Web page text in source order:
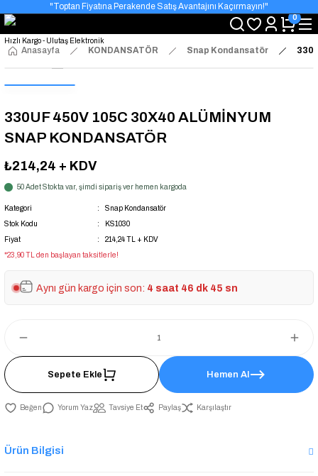
"Toptan Fiyatına Perakende Satış Avantajını Kaçırmayın!"
"Üyelere Özel: Stok Önceliği ve Proje Fiyatları."
0
Anasayfa KONDANSATÖR Snap Kondansatör
330UF 450V 105C 30X40 ALÜMİNYUM
SNAP KONDANSATÖR
₺214,24 + KDV
50 Adet Stokta var, şimdi sipariş ver hemen kargoda
Kategori
Snap Kondansatör
Stok Kodu
KS1030
Fiyat
214,24 TL + KDV
*23,90 TL den başlayan taksitlerle!
Aynı gün kargo için son: 4 saat 46 dk 45 sn
Sepete Ekle Hemen Al
Yorum Yaz Tavsiye Et Paylaş Karşılaştır
Ürün Bilgisi